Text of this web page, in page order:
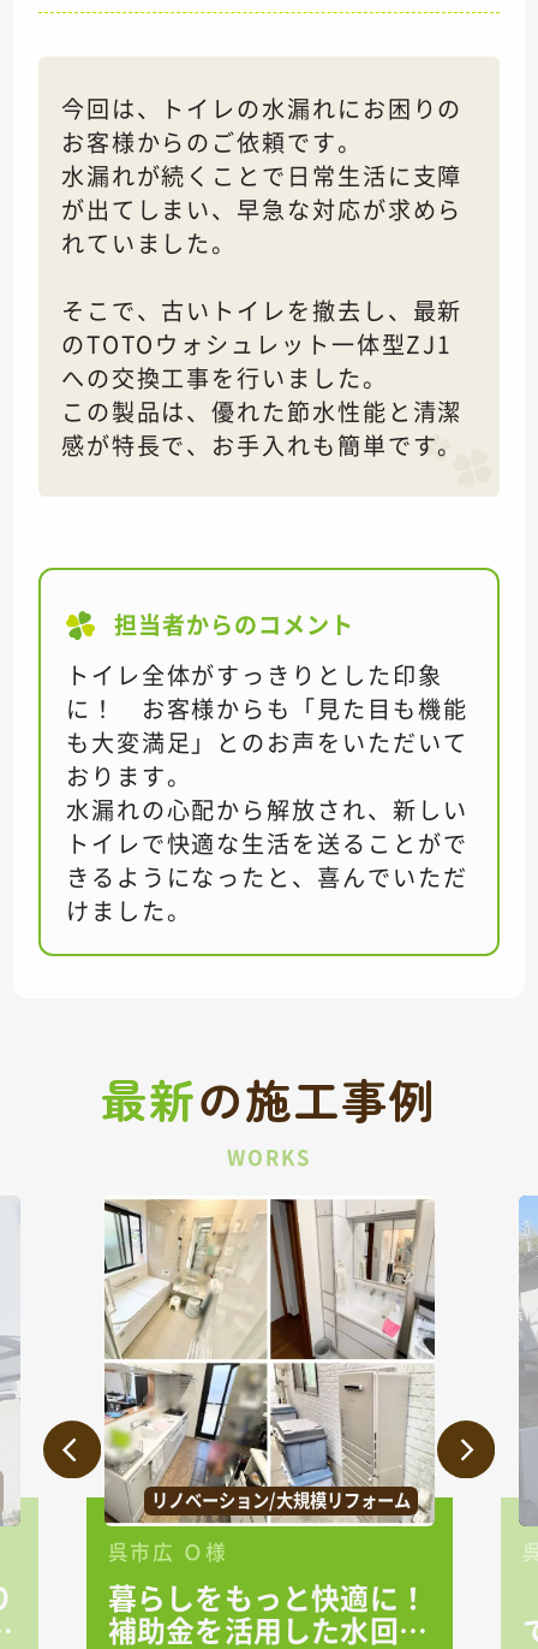
今回は、トイレの水漏れにお困りの
お客様からのご依頼です。
水漏れが続くことで日常生活に支障
が出てしまい、早急な対応が求めら
れていました。
そこで、古いトイレを撤去し、最新
のTOTOウォシュレット一体型ZJ1
への交換工事を行いました。
この製品は、優れた節水性能と清潔
感が特長で、お手入れも簡単です。
担当者からのコメント
トイレ全体がすっきりとした印象
に！ お客様からも「見た目も機能
も大変満足」とのお声をいただいて
おります。
水漏れの心配から解放され、新しい
トイレで快適な生活を送ることがで
きるようになったと、喜んでいただ
けました。
最新の施工事例
WORKS
リノベーション/大規模リフォーム
呉市広 Ｏ様
暮らしをもっと快適に！
補助金を活用した水回り